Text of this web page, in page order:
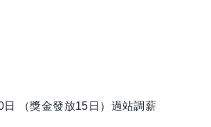
日 （獎金發放15日）過站調薪